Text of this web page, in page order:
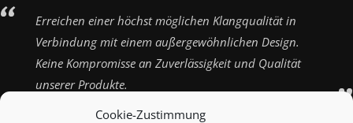
Cookie-Zustimmung
Erreichen einer höchst möglichen Klangqualität in
Verbindung mit einem außergewöhnlichen Design.
Keine Kompromisse an Zuverlässigkeit und Qualität
unserer Produkte.